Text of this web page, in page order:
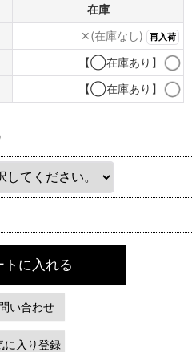
在庫
✕(在庫なし) 再入荷
【◯在庫あり】
【◯在庫あり】
トに入れる
い合わせ
に入り登録